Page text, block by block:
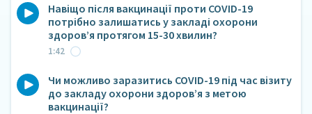
Навіщо після вакцинації проти COVID-19
потрібно залишатись у закладі охорони
здоров’я протягом 15-30 хвилин?
1:42
Чи можливо заразитись COVID-19 під час візиту
до закладу охорони здоров’я з метою
вакцинації?